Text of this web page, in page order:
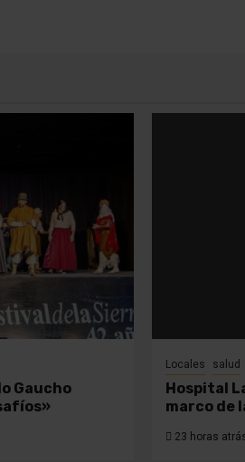
Gaucho
Locales salud
Hospital
marco de
23 horas